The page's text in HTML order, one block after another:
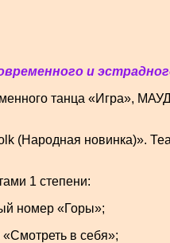
и
танца «Игра»,
(Народная новинка)».
1 степени:
номер «Горы»;
в себя»;